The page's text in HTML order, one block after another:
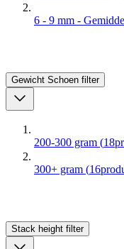
6 - 9 mm -
Gewicht Schoen filter
200-300 gram (18
300+ gram (16
Stack height filter